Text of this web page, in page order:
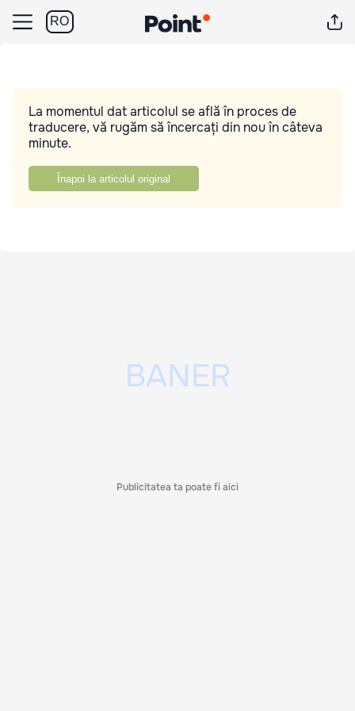
RO
La momentul dat articolul se află în proces de
traducere, vă rugăm să încercați din nou în câteva
minute.
Înapoi la articolul original
Publicitatea ta poate fi aici